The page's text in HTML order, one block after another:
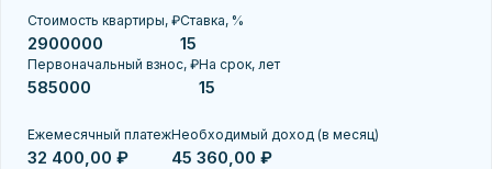
Стоимость квартиры, ₽Ставка, %
Первоначальный взнос, ₽На срок, лет
Ежемесячный платеж
32 400,00 ₽
Необходимый доход (в месяц)
45 360,00 ₽